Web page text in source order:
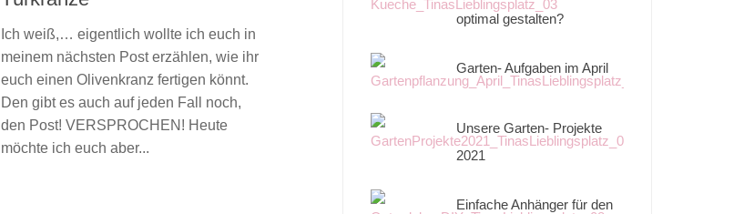
Ich weiß,… eigentlich wollte ich euch in
meinem nächsten Post erzählen, wie ihr
euch einen Olivenkranz fertigen könnt.
Den gibt es auch auf jeden Fall noch,
den Post! VERSPROCHEN! Heute
möchte ich euch aber...
optimal gestalten?
Garten- Aufgaben im April
Unsere Garten- Projekte
2021
Einfache Anhänger für den